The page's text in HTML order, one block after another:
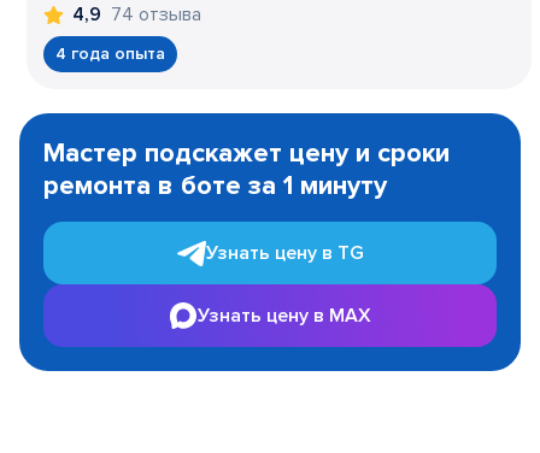
4,9 74 отзыва
4 года опыта
1
Мастер подскажет цену и сроки
ремонта в боте за 1 минуту
Узнать цену в TG
Узнать цену в MAX